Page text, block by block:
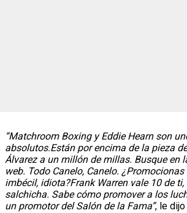
“Matchroom Boxing y Eddie Hearn son
absolutos.Están por encima de la pieza
Álvarez a un millón de millas. Busque en
web. Todo Canelo, Canelo.
imbécil, idiota?Frank Warren vale 10 de ti,
salchicha. Sabe cómo promover a los
un promotor del Salón de la Fama”, le dijo